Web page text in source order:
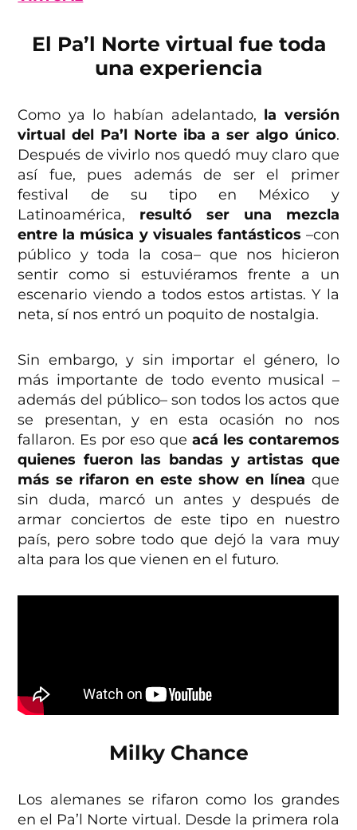
El Pa’l Norte virtual fue toda
una experiencia
Como ya lo habían adelantado, la versión
virtual del Pa’l Norte iba a ser algo único.
Después de vivirlo nos quedó muy claro que
así fue, pues además de ser el primer
festival de su tipo en México y
Latinoamérica, resultó ser una mezcla
entre la música y visuales fantásticos –con
público y toda la cosa– que nos hicieron
sentir como si estuviéramos frente a un
escenario viendo a todos estos artistas. Y la
neta, sí nos entró un poquito de nostalgia.
Sin embargo, y sin importar el género, lo
más importante de todo evento musical –
además del público– son todos los actos que
se presentan, y en esta ocasión no nos
fallaron. Es por eso que acá les contaremos
quienes fueron las bandas y artistas que
más se rifaron en este show en línea que
sin duda, marcó un antes y después de
armar conciertos de este tipo en nuestro
país, pero sobre todo que dejó la vara muy
alta para los que vienen en el futuro.
Milky Chance
Los alemanes se rifaron como los grandes
en el Pa’l Norte virtual. Desde la primera rola